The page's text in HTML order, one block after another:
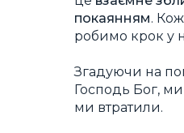
покаянням.
робимо крок у
Згадуючи на
Господь Бог,
ми втратили.